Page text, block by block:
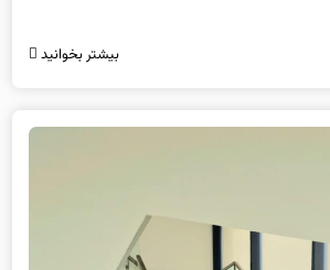
بیشتر بخوانید